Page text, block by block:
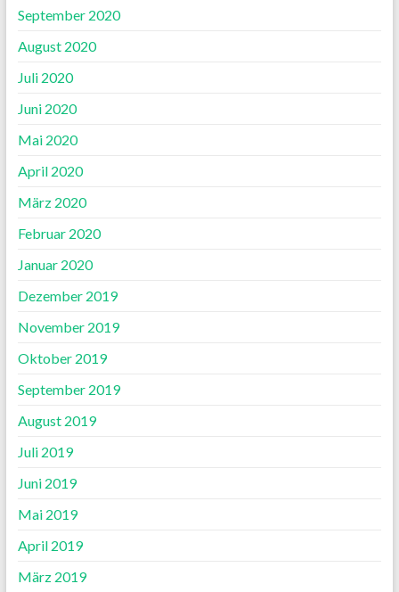
September 2020
August 2020
Juli 2020
Juni 2020
Mai 2020
April 2020
März 2020
Februar 2020
Januar 2020
Dezember 2019
November 2019
Oktober 2019
September 2019
August 2019
Juli 2019
Juni 2019
Mai 2019
April 2019
März 2019